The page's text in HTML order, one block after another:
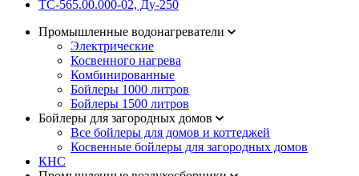
ТС-565.00.000-02, Ду-250
Промышленные водонагреватели
Электрические
Косвенного нагрева
Комбинированные
Бойлеры 1000 литров
Бойлеры 1500 литров
Бойлеры для загородных домов
Все бойлеры для домов и коттеджей
Косвенные бойлеры для загородных домов
КНС